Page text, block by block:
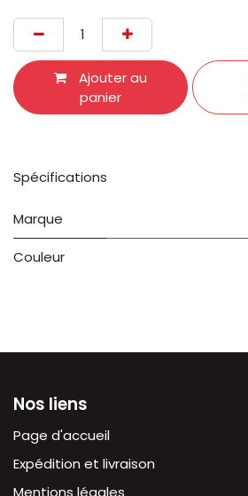
Ajouter au
panier
Spécifications
Marque
Couleur
Nos liens
Page d'accueil
Expédition et livraison
Mentions légales